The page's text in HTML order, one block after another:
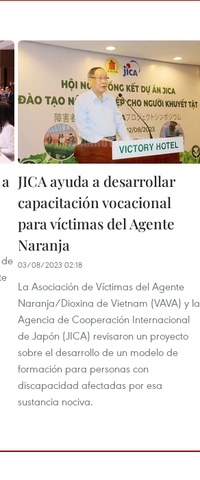
JICA ayuda a desarrollar
capacitación vocacional
para víctimas del Agente
Naranja
03/08/2023 02:18
La Asociación de Víctimas del Agente
Naranja/Dioxina de Vietnam (VAVA) y la
Agencia de Cooperación Internacional
de Japón (JICA) revisaron un proyecto
sobre el desarrollo de un modelo de
formación para personas con
discapacidad afectadas por esa
sustancia nociva.